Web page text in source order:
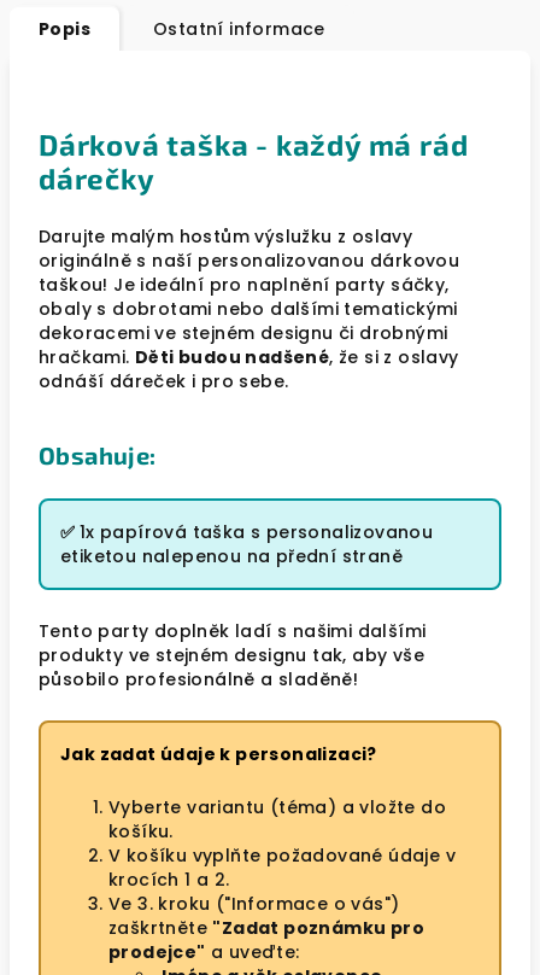
Popis Ostatní informace
Dárková taška - každý má rád
dárečky
Darujte malým hostům výslužku z oslavy
originálně s naší personalizovanou dárkovou
taškou! Je ideální pro naplnění party sáčky,
obaly s dobrotami nebo dalšími tematickými
dekoracemi ve stejném designu či drobnými
hračkami. Děti budou nadšené, že si z oslavy
odnáší dáreček i pro sebe.
Obsahuje:
✅ 1x papírová taška s personalizovanou
etiketou nalepenou na přední straně
Tento party doplněk ladí s našimi dalšími
produkty ve stejném designu tak, aby vše
působilo profesionálně a sladěně!
Jak zadat údaje k personalizaci?
Vyberte variantu (téma) a vložte do
košíku.
V košíku vyplňte požadované údaje v
krocích 1 a 2.
Ve 3. kroku ("Informace o vás")
zaškrtněte "Zadat poznámku pro
prodejce" a uveďte: